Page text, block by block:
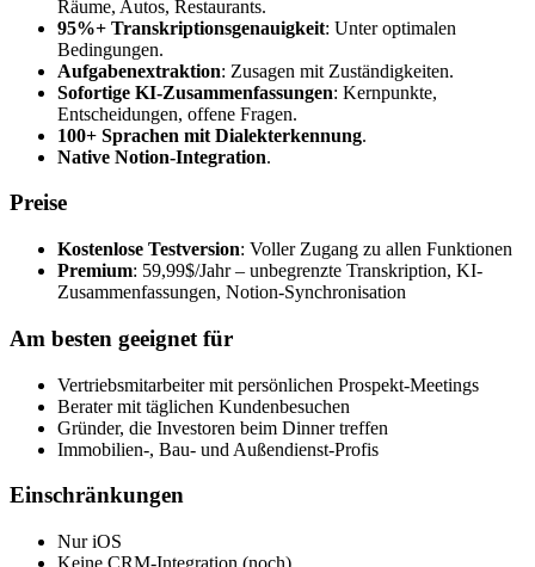
Räume, Autos, Restaurants.
95%+ Transkriptionsgenauigkeit: Unter optimalen
Bedingungen.
Aufgabenextraktion: Zusagen mit Zuständigkeiten.
Sofortige KI-Zusammenfassungen: Kernpunkte,
Entscheidungen, offene Fragen.
100+ Sprachen mit Dialekterkennung.
Native Notion-Integration.
Preise
Kostenlose Testversion: Voller Zugang zu allen Funktionen
Premium: 59,99$/Jahr – unbegrenzte Transkription, KI-
Zusammenfassungen, Notion-Synchronisation
Am besten geeignet für
Vertriebsmitarbeiter mit persönlichen Prospekt-Meetings
Berater mit täglichen Kundenbesuchen
Gründer, die Investoren beim Dinner treffen
Immobilien-, Bau- und Außendienst-Profis
Einschränkungen
Nur iOS
Keine CRM-Integration (noch)